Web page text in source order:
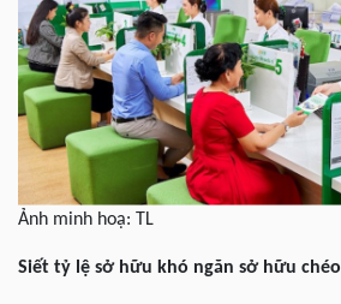
Ảnh minh hoạ: TL
Siết tỷ lệ sở hữu khó ngăn sở hữu chéo